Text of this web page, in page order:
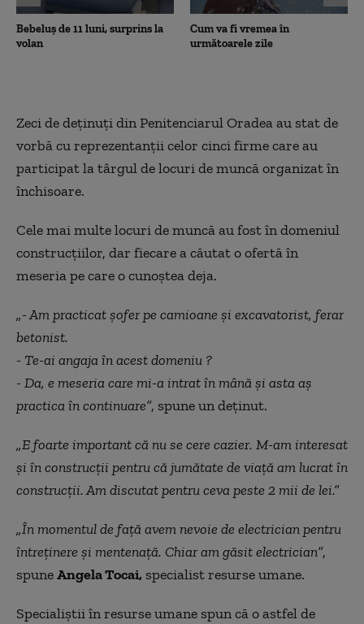
Bebeluș de 11 luni, surprins la
volan
Cum va fi vremea în
următoarele zile
Zeci de deţinuţi din Penitenciarul Oradea au stat de
vorbă cu reprezentanţii celor cinci firme care au
participat la târgul de locuri de muncă organizat în
închisoare.
Cele mai multe locuri de muncă au fost în domeniul
construcţiilor, dar fiecare a căutat o ofertă în
meseria pe care o cunoştea deja.
„- Am practicat şofer pe camioane şi excavatorist, ferar
betonist.
- Te-ai angaja în acest domeniu ?
- Da, e meseria care mi-a intrat în mână şi asta aş
practica în continuare”, spune un deţinut.
„E foarte important că nu se cere cazier. M-am interesat
şi în construcţii pentru că jumătate de viaţă am lucrat în
construcţii. Am discutat pentru ceva peste 2 mii de lei.”
„În momentul de faţă avem nevoie de electrician pentru
întreţinere şi mentenaţă. Chiar am găsit electrician”,
spuneAngela Tocai, specialist resurse umane.
Specialiştii în resurse umane spun că o astfel de